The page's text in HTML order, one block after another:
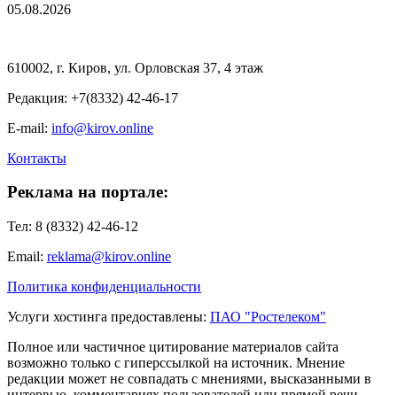
05.08.2026
610002, г. Киров, ул. Орловская 37, 4 этаж
Редакция: +7(8332) 42-46-17
E-mail: info@kirov.online
Контакты
Реклама на портале:
Тел: 8 (8332) 42-46-12
Email: reklama@kirov.online
Политика конфиденциальности
Услуги хостинга предоставлены: ПАО "Ростелеком"
Полное или частичное цитирование материалов сайта
возможно только с гиперссылкой на источник. Мнение
редакции может не совпадать с мнениями, высказанными в